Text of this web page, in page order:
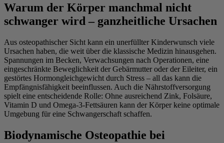
Warum der Körper manchmal nicht
schwanger wird – ganzheitliche Ursachen
Aus osteopathischer Sicht kann ein unerfüllter Kinderwunsch viele
Ursachen haben, die weit über die klassische Medizin hinausgehen.
Spannungen im Becken, Verwachsungen nach Operationen, eine
eingeschränkte Beweglichkeit der Gebärmutter oder der Eileiter, ein
gestörtes Hormongleichgewicht durch Stress – all das kann die
Empfängnisfähigkeit beeinflussen. Auch die Nährstoffversorgung
spielt eine entscheidende Rolle: Ohne ausreichend Zink, Folsäure,
Vitamin D und Omega-3-Fettsäuren kann der Körper keine optimale
Umgebung für eine Schwangerschaft schaffen.
Biodynamische Osteopathie bei